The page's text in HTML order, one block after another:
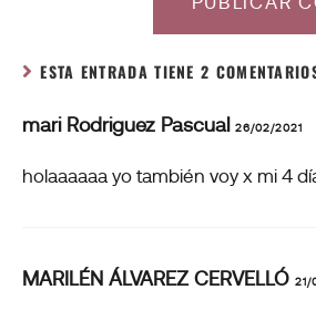
ESTA ENTRADA TIENE 2
mari Rodriguez Pascual 26/02/2021
holaaaaaa yo también voy x mi 4
MARILÉN ÁLVAREZ CERVELLÓ 21/